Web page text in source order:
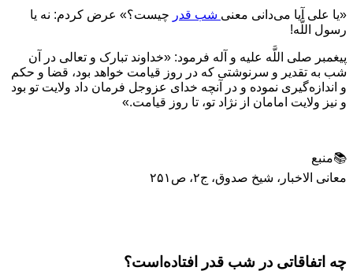
«يا على آيا مى‌دانى معنى شب قدر چيست؟» عرض كردم: نه يا
رسول اللَّه!
پيغمبر صلى اللَّه عليه و آله فرمود: «خداوند تبارک و تعالى در آن
شب به تقدير و سرنوشتى كه در روز قيامت خواهد بود، قضا و حكم
و اندازه‌گيرى نموده و در آنچه خداى عزوجل فرمان داد ولايت تو بود
و نيز ولايت امامان از نژاد تو، تا روز قيامت.»
📚منبع
معانی الاخبار، شیخ صدوق، ج۲، ص۲۵۱
چه اتفاقاتی در شب قدر افتاده‌است؟